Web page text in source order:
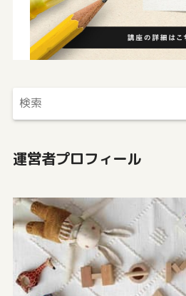
運営者プロフィール